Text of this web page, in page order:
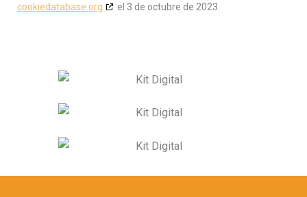
cookiedatabase.org
el 3 de octubre de 2023.